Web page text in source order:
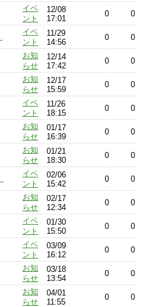
イベ
ント
12/08
17:01
0 0
イベ
ント
11/29
14:56
0 0
お知
らせ
12/14
17:42
0 0
お知
らせ
12/17
15:59
0 0
イベ
ント
11/26
18:15
0 0
お知
らせ
01/17
16:39
0 0
お知
らせ
01/21
18:30
0 0
イベ
ント
02/06
15:42
0 0
お知
らせ
02/17
12:34
0 0
イベ
ント
01/30
15:50
0 0
イベ
ント
03/09
16:12
0 0
お知
らせ
03/18
13:54
0 0
お知
らせ
04/01
11:55
0 0